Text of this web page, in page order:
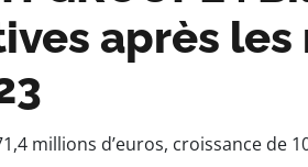
après
millions d’euros, croissance